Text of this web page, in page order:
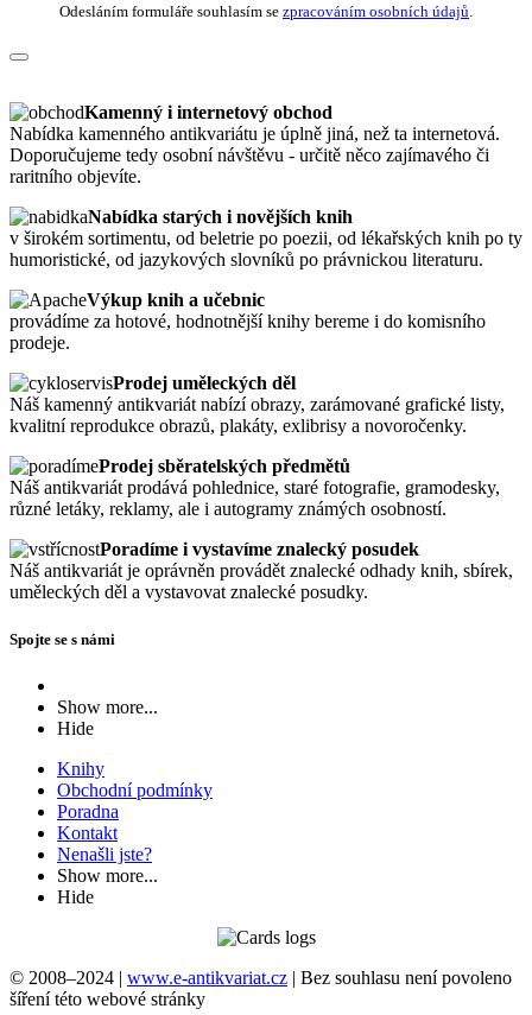
Odesláním formuláře souhlasím se zpracováním osobních údajů.
Kamenný i internetový obchod
Nabídka kamenného antikvariátu je úplně jiná, než ta internetová.
Doporučujeme tedy osobní návštěvu - určitě něco zajímavého či
raritního objevíte.
Nabídka starých i novějších knih
v širokém sortimentu, od beletrie po poezii, od lékařských knih po ty
humoristické, od jazykových slovníků po právnickou literaturu.
Výkup knih a učebnic
provádíme za hotové, hodnotnější knihy bereme i do komisního
prodeje.
Prodej uměleckých děl
Náš kamenný antikvariát nabízí obrazy, zarámované grafické listy,
kvalitní reprodukce obrazů, plakáty, exlibrisy a novoročenky.
Prodej sběratelských předmětů
Náš antikvariát prodává pohlednice, staré fotografie, gramodesky,
různé letáky, reklamy, ale i autogramy známých osobností.
Poradíme i vystavíme znalecký posudek
Náš antikvariát je oprávněn provádět znalecké odhady knih, sbírek,
uměleckých děl a vystavovat znalecké posudky.
Spojte se s námi
Show more...
Hide
Knihy
Obchodní podmínky
Poradna
Kontakt
Nenašli jste?
Show more...
Hide
© 2008–2024 | www.e-antikvariat.cz | Bez souhlasu není povoleno
šíření této webové stránky